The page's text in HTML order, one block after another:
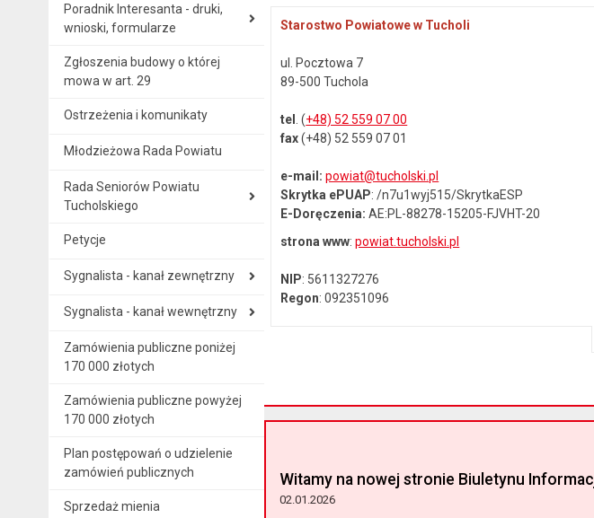
Poradnik Interesanta - druki,
wnioski, formularze
Zgłoszenia budowy o której
mowa w art. 29
Ostrzeżenia i komunikaty
Młodzieżowa Rada Powiatu
Rada Seniorów Powiatu
Tucholskiego
Petycje
Sygnalista - kanał zewnętrzny
Sygnalista - kanał wewnętrzny
Zamówienia publiczne poniżej
170 000 złotych
Zamówienia publiczne powyżej
170 000 złotych
Plan postępowań o udzielenie
zamówień publicznych
Sprzedaż mienia
Starostwo Powiatowe w Tucholi
ul. Pocztowa 7
89-500 Tuchola
tel . (+48) 52 559 07 00
fax(+48) 52 559 07 01
e-mail:powiat@tucholski.pl
Skrytka ePUAP: /n7u1wyj515/SkrytkaESP
E-Doręczenia:AE:PL-88278-15205-FJVHT-20
strona www:powiat.tucholski.pl
NIP: 5611327276
Regon: 092351096
Witamy na nowej stronie Biuletynu
02.01.2026